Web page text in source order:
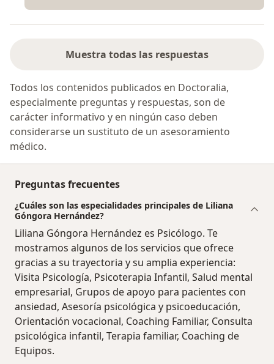
Muestra todas las respuestas
Todos los contenidos publicados en Doctoralia,
especialmente preguntas y respuestas, son de
carácter informativo y en ningún caso deben
considerarse un sustituto de un asesoramiento
médico.
Preguntas frecuentes
¿Cuáles son las especialidades principales de Liliana
Góngora Hernández?
Liliana Góngora Hernández es Psicólogo. Te
mostramos algunos de los servicios que ofrece
gracias a su trayectoria y su amplia experiencia:
Visita Psicología, Psicoterapia Infantil, Salud mental
empresarial, Grupos de apoyo para pacientes con
ansiedad, Asesoría psicológica y psicoeducación,
Orientación vocacional, Coaching Familiar, Consulta
psicológica infantil, Terapia familiar, Coaching de
Equipos.